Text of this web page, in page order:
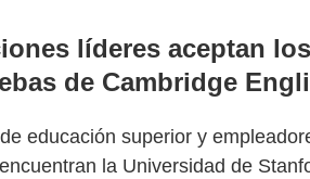
líderes aceptan
de Cambridge
educación superior y
la Universidad de